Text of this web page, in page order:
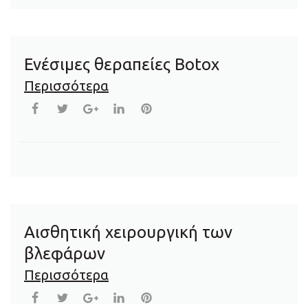
Ενέσιμες θεραπείες Botox
Περισσότερα
Αισθητική χειρουργική των
βλεφάρων
Περισσότερα